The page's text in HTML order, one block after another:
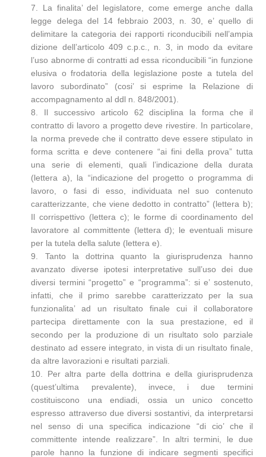
7. La finalita’ del legislatore, come emerge anche dalla
legge delega del 14 febbraio 2003, n. 30, e’ quello di
delimitare la categoria dei rapporti riconducibili nell’ampia
dizione dell’articolo 409 c.p.c., n. 3, in modo da evitare
l’uso abnorme di contratti ad essa riconducibili “in funzione
elusiva o frodatoria della legislazione poste a tutela del
lavoro subordinato” (cosi’ si esprime la Relazione di
accompagnamento al ddl n. 848/2001).
8. Il successivo articolo 62 disciplina la forma che il
contratto di lavoro a progetto deve rivestire. In particolare,
la norma prevede che il contratto deve essere stipulato in
forma scritta e deve contenere “ai fini della prova” tutta
una serie di elementi, quali l’indicazione della durata
(lettera a), la “indicazione del progetto o programma di
lavoro, o fasi di esso, individuata nel suo contenuto
caratterizzante, che viene dedotto in contratto” (lettera b);
Il corrispettivo (lettera c); le forme di coordinamento del
lavoratore al committente (lettera d); le eventuali misure
per la tutela della salute (lettera e).
9. Tanto la dottrina quanto la giurisprudenza hanno
avanzato diverse ipotesi interpretative sull’uso dei due
diversi termini “progetto” e “programma”: si e’ sostenuto,
infatti, che il primo sarebbe caratterizzato per la sua
funzionalita’ ad un risultato finale cui il collaboratore
partecipa direttamente con la sua prestazione, ed il
secondo per la produzione di un risultato solo parziale
destinato ad essere integrato, in vista di un risultato finale,
da altre lavorazioni e risultati parziali.
10. Per altra parte della dottrina e della giurisprudenza
(quest’ultima prevalente), invece, i due termini
costituiscono una endiadi, ossia un unico concetto
espresso attraverso due diversi sostantivi, da interpretarsi
nel senso di una specifica indicazione “di cio’ che il
committente intende realizzare”. In altri termini, le due
parole hanno la funzione di indicare segmenti specifici